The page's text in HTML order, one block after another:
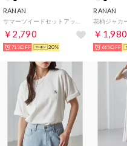
RANAN
サマーツイードセットアップ （オフホワイトケイ）
￥2,790
71%OFF 20%
RANAN
￥1,980
66%OFF